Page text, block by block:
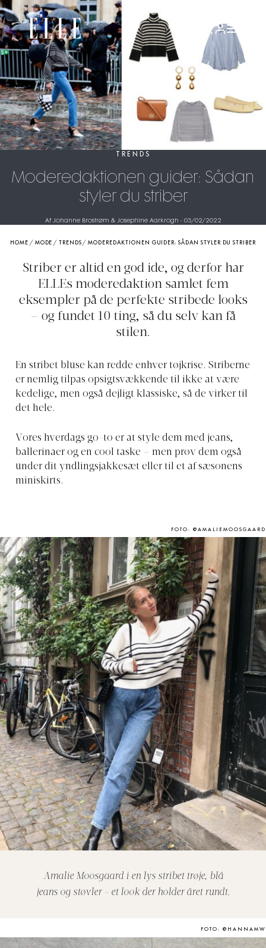
TRENDS
Moderedaktionen guider: Sådan
styler du striber
Af Johanne Brostrøm & Josephine Aarkrogh - 03/02/2022
HOME / MODE / TRENDS /MODEREDAKTIONEN GUIDER: SÅDAN STYLER DU STRIBER
Striber er altid en god ide, og derfor har
ELLEs moderedaktion samlet fem
eksempler på de perfekte stribede looks
– og fundet 10 ting, så du selv kan få
stilen.
En stribet bluse kan redde enhver tøjkrise. Striberne
er nemlig tilpas opsigtsvækkende til ikke at være
kedelige, men også dejligt klassiske, så de virker til
det hele.
Vores hverdags go-to er at style dem med jeans,
ballerinaer og en cool taske – men prøv dem også
under dit yndlingsjakkesæt eller til et af sæsonens
miniskirts.
FOTO: @AMALIEMOOSGAARD
Amalie Moosgaard i en lys stribet trøje, blå
jeans og støvler - et look der holder året rundt.
FOTO: @HANNAMW